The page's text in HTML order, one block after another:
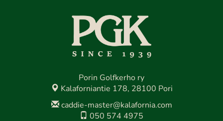
Porin Golfkerho ry
Kalaforniantie 178, 28100 Pori
caddie-master@kalafornia.com
050 574 4975